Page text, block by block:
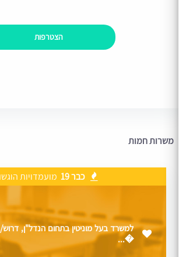
הצטרפות
משרות חמות
כבר 19 מועמדויות הוגשו
למשרד בעל מוניטין בתחום הנדל"ן,
�...